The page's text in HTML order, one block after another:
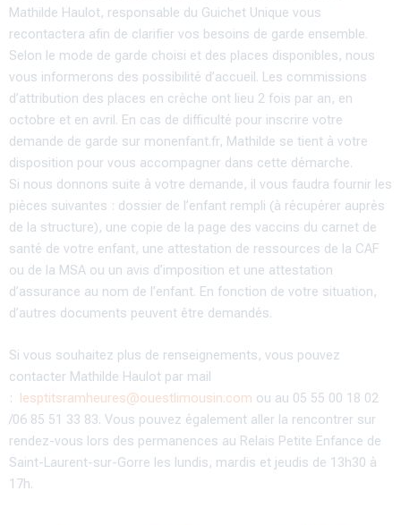
Mathilde Haulot, responsable du Guichet Unique vous
recontactera afin de clarifier vos besoins de garde ensemble.
Selon le mode de garde choisi et des places disponibles, nous
vous informerons des possibilité d’accueil. Les commissions
d’attribution des places en crèche ont lieu 2 fois par an, en
octobre et en avril. En cas de difficulté pour inscrire votre
demande de garde sur monenfant.fr, Mathilde se tient à votre
disposition pour vous accompagner dans cette démarche.
Si nous donnons suite à votre demande, il vous faudra fournir les
pièces suivantes : dossier de l’enfant rempli (à récupérer auprès
de la structure), une copie de la page des vaccins du carnet de
santé de votre enfant, une attestation de ressources de la CAF
ou de la MSA ou un avis d’imposition et une attestation
d’assurance au nom de l’enfant. En fonction de votre situation,
d’autres documents peuvent être demandés.
Si vous souhaitez plus de renseignements, vous pouvez
contacter Mathilde Haulot par mail
: lesptitsramheures@ouestlimousin.com ou au 05 55 00 18 02
/06 85 51 33 83. Vous pouvez également aller la rencontrer sur
rendez-vous lors des permanences au Relais Petite Enfance de
Saint-Laurent-sur-Gorre les lundis, mardis et jeudis de 13h30 à
17h.